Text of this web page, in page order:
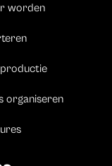
worden
organiseren